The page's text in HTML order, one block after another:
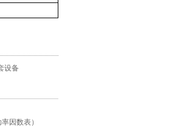
设备
因数表）